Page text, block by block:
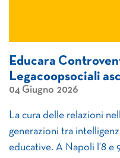
Educara
Legacoopsociali
04 Giugno 2026
La cura delle relazioni
generazioni tra
educative. A Napoli l’8 e